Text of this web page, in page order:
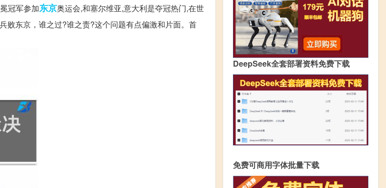
冠军参加东京奥运会,和塞尔维亚,意大利是夺冠热门,在世
败东京，谁之过?谁之责?这个问题有点偏激和片面。首
DeepSeek全套部署资料免费下载
免费可商用字体批量下载